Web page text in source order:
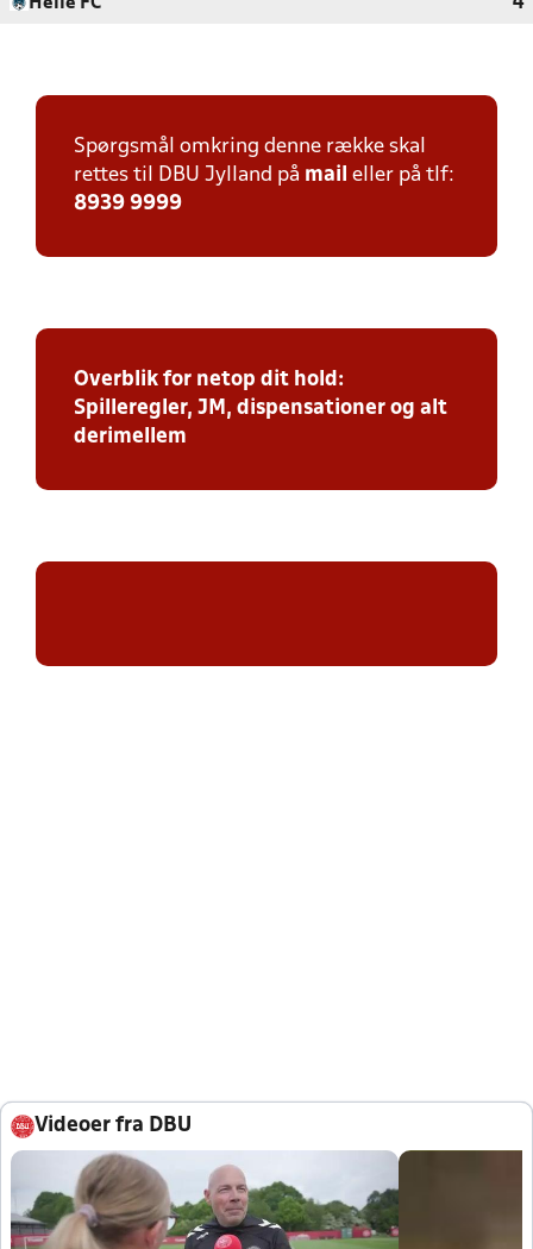
Helle FC 4
Spørgsmål omkring denne række skal
rettes til DBU Jylland på mail eller på tlf:
8939 9999
Overblik for netop dit hold:
Spilleregler, JM, dispensationer og alt
derimellem
Videoer fra DBU